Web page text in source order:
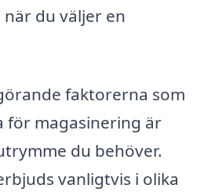
du väljer en
faktorerna som
för magasinering är
du behöver.
vanligtvis i olika